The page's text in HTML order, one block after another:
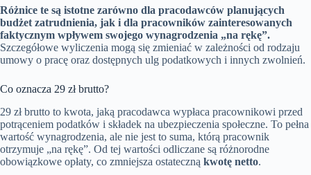
Różnice te są istotne zarówno dla pracodawców planujących
budżet zatrudnienia, jak i dla pracowników zainteresowanych
faktycznym wpływem swojego wynagrodzenia „na rękę”.
Szczegółowe wyliczenia mogą się zmieniać w zależności od rodzaju
umowy o pracę oraz dostępnych ulg podatkowych i innych zwolnień.
Co oznacza 29 zł brutto?
29 zł brutto to kwota, jaką pracodawca wypłaca pracownikowi przed
potrąceniem podatków i składek na ubezpieczenia społeczne. To pełna
wartość wynagrodzenia, ale nie jest to suma, którą pracownik
otrzymuje „na rękę”. Od tej wartości odliczane są różnorodne
obowiązkowe opłaty, co zmniejsza ostateczną kwotę netto.